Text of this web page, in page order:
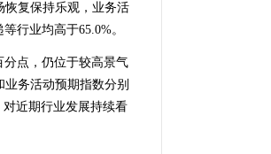
恢复保持乐观，业务活
行业均高于65.0%。
分点，仍位于较高景气
务活动预期指数分别
对近期行业发展持续看